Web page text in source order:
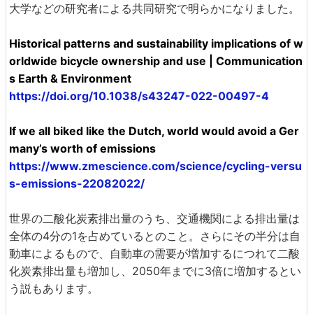
大学などの研究者による共同研究で明らかになりました。
Historical patterns and sustainability implications of w
orldwide bicycle ownership and use | Communication
s Earth & Environment
https://doi.org/10.1038/s43247-022-00497-4
If we all biked like the Dutch, world would avoid a Ger
many’s worth of emissions
https://www.zmescience.com/science/cycling-versu
s-emissions-22082022/
世界の二酸化炭素排出量のうち、交通機関による排出量は
全体の4分の1を占めているとのこと。さらにその半分は自
動車によるもので、自動車の需要が増加するにつれて二酸
化炭素排出量も増加し、2050年までに3倍に増加するとい
う説もあります。